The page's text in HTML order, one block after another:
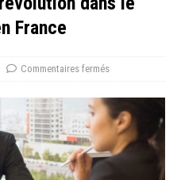
France
Commentaires fermés